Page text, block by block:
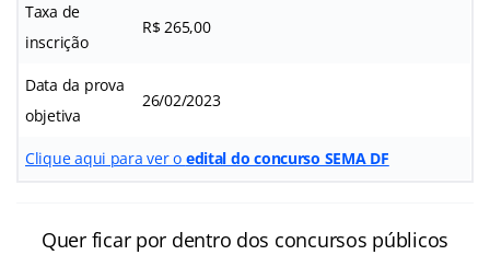
Taxa de
inscrição
R$ 265,00
Data da prova
objetiva
26/02/2023
Clique aqui para ver o edital do concurso SEMA DF
Quer ficar por dentro dos concursos públicos